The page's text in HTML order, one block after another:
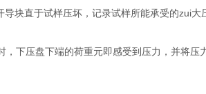
块直于试样压坏，记录试样所能承受的zui大
下压盘下端的荷重元即感受到压力，并将压